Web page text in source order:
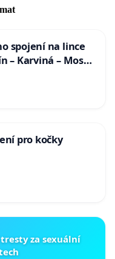
spojení na lince
– Karviná – Mosty
pro kočky
za sexuální